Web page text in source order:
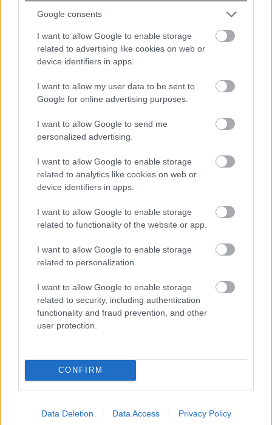
Google consents
I want to allow Google to enable storage
related to advertising like cookies on web or
device identifiers in apps.
I want to allow my user data to be sent to
Google for online advertising purposes.
I want to allow Google to send me
personalized advertising.
I want to allow Google to enable storage
related to analytics like cookies on web or
device identifiers in apps.
I want to allow Google to enable storage
related to functionality of the website or app.
I want to allow Google to enable storage
related to personalization.
I want to allow Google to enable storage
related to security, including authentication
functionality and fraud prevention, and other
user protection.
CONFIRM
Data Deletion Data Access Privacy Policy
6 φράσεις που χρησιμοποιούν οι
ναρκισσιστές στους καβγάδες για να
σας χειραγωγήσουν
δείχνει αν το φαγητό παραμένει
φρέσκο
Η Anthropic βελτιώνει τα φίλτρα